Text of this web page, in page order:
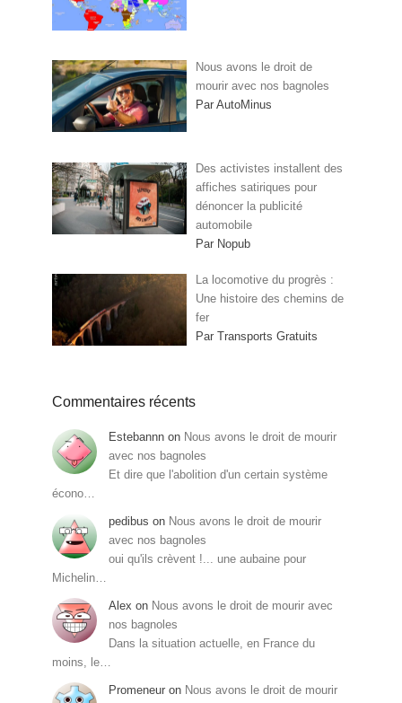
Nous avons le droit de
mourir avec nos bagnoles
Par AutoMinus
Des activistes installent des
affiches satiriques pour
dénoncer la publicité
automobile
Par Nopub
La locomotive du progrès :
Une histoire des chemins de
fer
Par Transports Gratuits
Commentaires récents
Estebannn on Nous avons le droit de mourir
avec nos bagnoles
Et dire que l'abolition d'un certain système
écono…
pedibus on Nous avons le droit de mourir
avec nos bagnoles
oui qu'ils crèvent !... une aubaine pour
Michelin…
Alex on Nous avons le droit de mourir avec
nos bagnoles
Dans la situation actuelle, en France du
moins, le…
Promeneur on Nous avons le droit de mourir